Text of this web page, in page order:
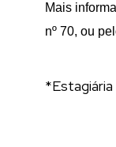
Mais
nº 70, ou
*Estagiária